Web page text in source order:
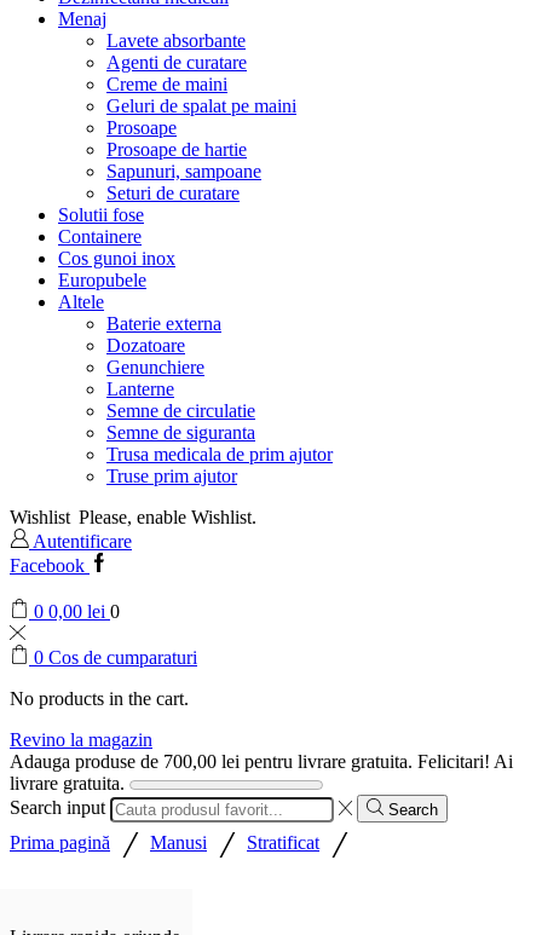
Menaj
Lavete absorbante
Agenti de curatare
Creme de maini
Geluri de spalat pe maini
Prosoape
Prosoape de hartie
Sapunuri, sampoane
Seturi de curatare
Solutii fose
Containere
Cos gunoi inox
Europubele
Altele
Baterie externa
Dozatoare
Genunchiere
Lanterne
Semne de circulatie
Semne de siguranta
Trusa medicala de prim ajutor
Truse prim ajutor
Wishlist Please, enable Wishlist.
Autentificare
Facebook
0 0,00 lei 0
0 Cos de cumparaturi
No products in the cart.
Revino la magazin
Adauga produse de 700,00 lei pentru livrare gratuita. Felicitari! Ai
livrare gratuita.
Search input
Search
Prima pagină / Manusi / Stratificat /